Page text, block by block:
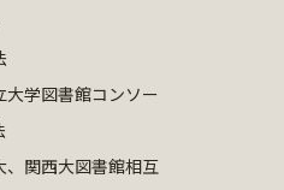
大学図書館コンソー
、関西大図書館相互